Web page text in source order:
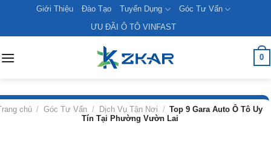
content
Giới Thiệu Đào Tạo Tuyển Dụng
Góc Tư Vấn
ƯU ĐÃI Ô TÔ VINFAST
0
chủ / Góc Tư Vấn / Dịch Vụ Tận Nơi / Top 9 Gara Auto Ô Tô Uy
Tín Tại Phường Vườn Lai